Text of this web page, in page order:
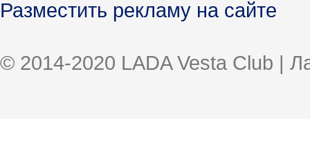
Разместить рекламу на сайте
© 2014-2020 LADA Vesta Club |